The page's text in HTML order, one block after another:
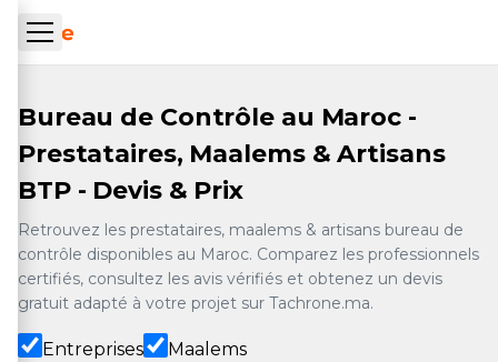
Aller au contenu principal
Bureau de Contrôle au Maroc -
Prestataires, Maalems & Artisans
BTP - Devis & Prix
Retrouvez les prestataires, maalems & artisans bureau de
contrôle disponibles au Maroc. Comparez les professionnels
certifiés, consultez les avis vérifiés et obtenez un devis
gratuit adapté à votre projet sur Tachrone.ma.
Entreprises Maalems